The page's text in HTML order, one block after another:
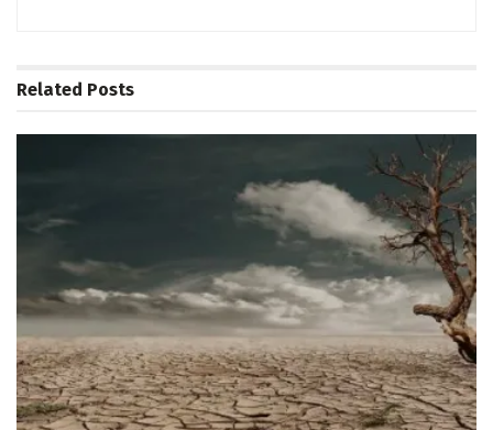
Related Posts